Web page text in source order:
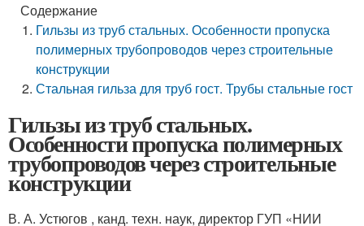
Содержание
Гильзы из труб стальных. Особенности пропуска
полимерных трубопроводов через строительные
конструкции
Стальная гильза для труб гост. Трубы стальные гост
Гильзы из труб стальных.
Особенности пропуска полимерных
трубопроводов через строительные
конструкции
В. А. Устюгов , канд. техн. наук, директор ГУП «НИИ